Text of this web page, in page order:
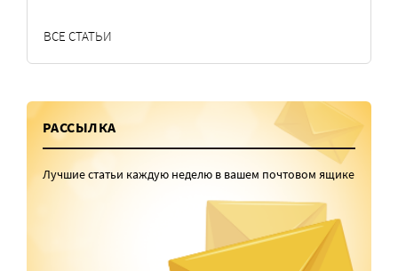
ВСЕ СТАТЬИ
РАССЫЛКА
Лучшие статьи каждую неделю в вашем почтовом ящике